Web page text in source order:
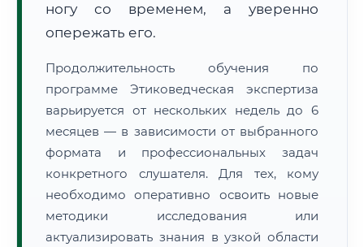
🔍 Нажмите на документ для увеличения и просмотра
ногу со временем, а уверенно
опережать его.
Продолжительность обучения по
программе Этиковедческая экспертиза
варьируется от нескольких недель до 6
месяцев — в зависимости от выбранного
формата и профессиональных задач
конкретного слушателя. Для тех, кому
необходимо оперативно освоить новые
методики исследования или
актуализировать знания в узкой области